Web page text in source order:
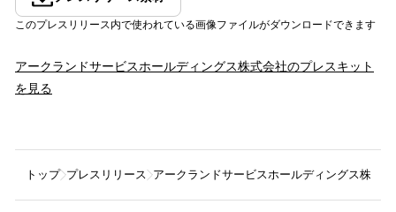
このプレスリリース内で使われている画像ファイルがダウンロードできます
アークランドサービスホールディングス株式会社のプレスキット
を見る
トップ プレスリリース アークランドサービスホールディングス株式